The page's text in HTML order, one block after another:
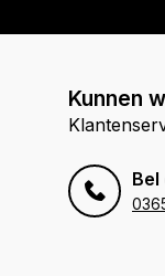
Kunnen
Bel